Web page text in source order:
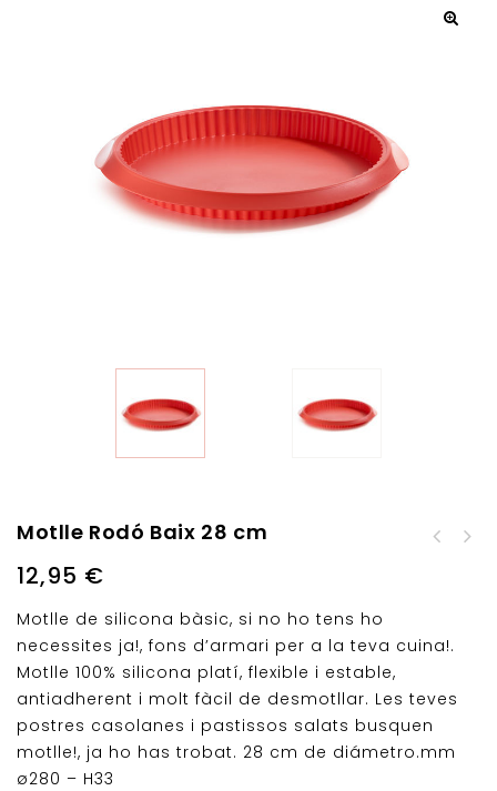
Motlle Rodó Baix 28 cm
12,95 €
Motlle de silicona bàsic, si no ho tens ho
necessites ja!, fons d’armari per a la teva cuina!.
Motlle 100% silicona platí, flexible i estable,
antiadherent i molt fàcil de desmotllar. Les teves
postres casolanes i pastissos salats busquen
motlle!, ja ho has trobat. 28 cm de diámetro.mm
ø280 – H33